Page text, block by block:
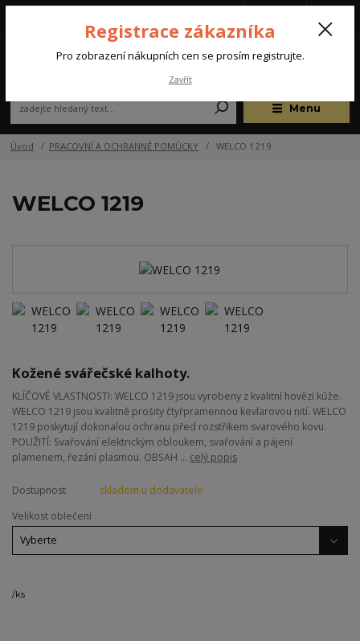
Menu
(Po-Pá, 07:00-15:30 hod.)
Úvod PRACOVNÍ A OCHRANNÉ POMŮCKY WELCO 1219
WELCO 1219
Kožené svářečské kalhoty.
KLÍČOVÉ VLASTNOSTI: WELCO 1219 jsou vyrobeny z kvalitní hovězí kůže.
WELCO 1219 jsou kvalitně prošity čtyřpramennou kevlarovou nití. WELCO
1219 poskytují dokonalou ochranu před rozstřikem svarového kovu.
POUŽITÍ: Svařování elektrickým obloukem, svařování a pájení
plamenem, řezání plasmou. OBSAH ... celý popis
Dostupnost
skladem u dodavatele
Velikost oblečení
/ks
Registrace zákazníka
Pro zobrazení nákupních cen se prosím registrujte.
Zavřít